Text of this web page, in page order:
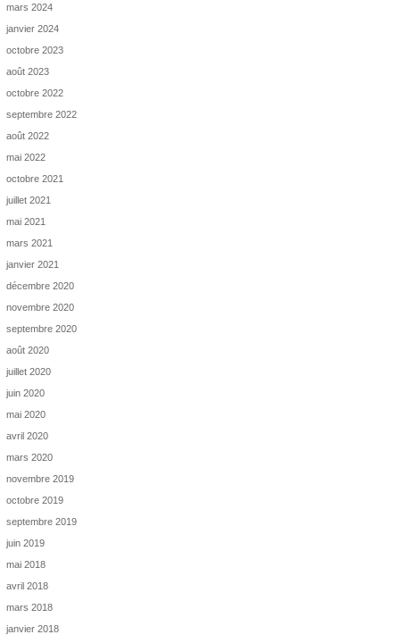
mars 2024
janvier 2024
octobre 2023
août 2023
octobre 2022
septembre 2022
août 2022
mai 2022
octobre 2021
juillet 2021
mai 2021
mars 2021
janvier 2021
décembre 2020
novembre 2020
septembre 2020
août 2020
juillet 2020
juin 2020
mai 2020
avril 2020
mars 2020
novembre 2019
octobre 2019
septembre 2019
juin 2019
mai 2018
avril 2018
mars 2018
janvier 2018